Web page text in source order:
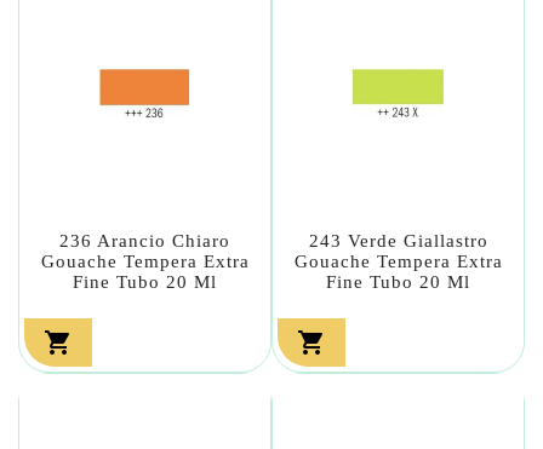
236 Arancio Chiaro
Gouache Tempera Extra
Fine Tubo 20 Ml

243 Verde Giallastro
Gouache Tempera Extra
Fine Tubo 20 Ml
